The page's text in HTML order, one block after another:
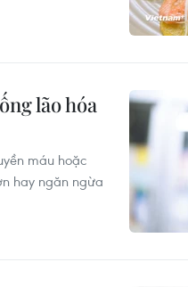
lão hóa
máu hoặc
hay ngăn ngừa